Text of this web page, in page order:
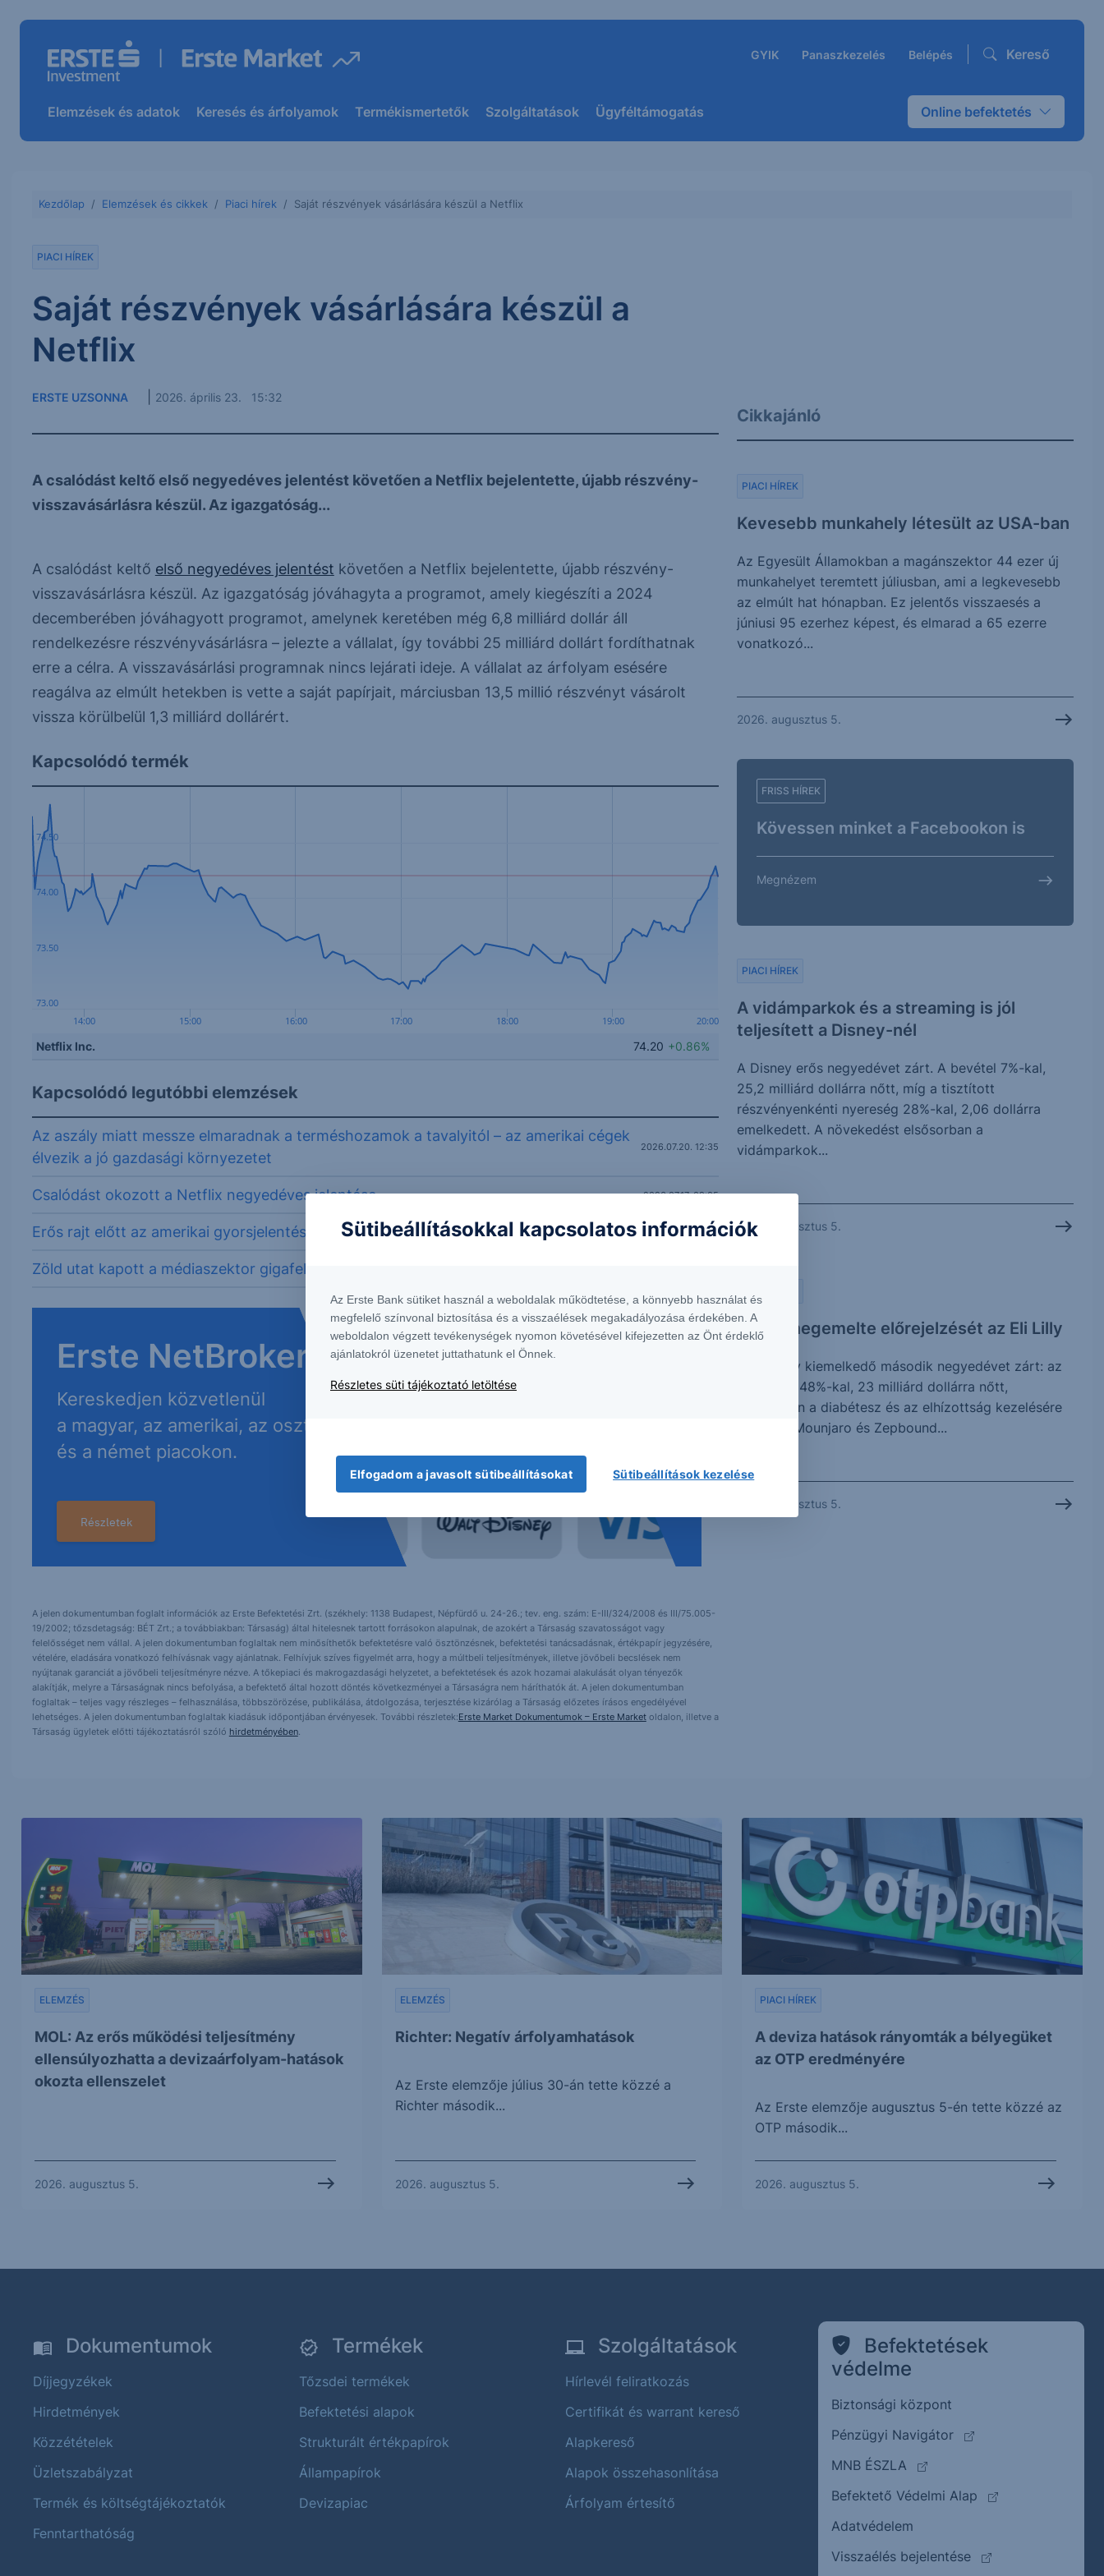
GYIK Panaszkezelés Belépés Kereső
Elemzések és adatok Keresés és árfolyamok Termékismertetők Szolgáltatások Ügyféltámogatás Online befektetés
Kezdőlap Elemzések és cikkek Piaci hírek Saját részvények vásárlására készül a Netflix
PIACI HÍREK
Saját részvények vásárlására készül a
Netflix
ERSTE UZSONNA 2026. április 23. 15:32
A csalódást keltő első negyedéves jelentést követően a Netflix bejelentette, újabb részvény-
visszavásárlásra készül. Az igazgatóság...
A csalódást keltő első negyedéves jelentést követően a Netflix bejelentette, újabb részvény-
visszavásárlásra készül. Az igazgatóság jóváhagyta a programot, amely kiegészíti a 2024
decemberében jóváhagyott programot, amelynek keretében még 6,8 milliárd dollár áll
rendelkezésre részvényvásárlásra – jelezte a vállalat, így további 25 milliárd dollárt fordíthatnak
erre a célra. A visszavásárlási programnak nincs lejárati ideje. A vállalat az árfolyam esésére
reagálva az elmúlt hetekben is vette a saját papírjait, márciusban 13,5 millió részvényt vásárolt
vissza körülbelül 1,3 milliárd dollárért.
Kapcsolódó termék
14:00 15:00 16:00 17:00 18:00 19:00 20:00
73.00
73.50
74.00
74.50
Netflix Inc. 74.20 +0.86%
Kapcsolódó legutóbbi elemzések
Az aszály miatt messze elmaradnak a terméshozamok a tavalyitól – az amerikai cégek
élvezik a jó gazdasági környezetet
2026.07.20. 12:35
Csalódást okozott a Netflix negyedéves jelentése 2026.07.17. 09:05
Erős rajt előtt az amerikai gyorsjelentési szezon 2026.07.07. 12:13
Zöld utat kapott a médiaszektor gigafelvásárlása
Erste NetBroker
Kereskedjen közvetlenül
a magyar, az amerikai, az osztrák
és a német piacokon.
Részletek
A jelen dokumentumban foglalt információk az Erste Befektetési Zrt. (székhely: 1138 Budapest, Népfürdő u. 24-26.; tev. eng. szám: E-III/324/2008 és III/75.005-
19/2002; tőzsdetagság: BÉT Zrt.; a továbbiakban: Társaság) által hitelesnek tartott forrásokon alapulnak, de azokért a Társaság szavatosságot vagy
felelősséget nem vállal. A jelen dokumentumban foglaltak nem minősíthetők befektetésre való ösztönzésnek, befektetési tanácsadásnak, értékpapír jegyzésére,
vételére, eladására vonatkozó felhívásnak vagy ajánlatnak. Felhívjuk szíves figyelmét arra, hogy a múltbeli teljesítmények, illetve jövőbeli becslések nem
nyújtanak garanciát a jövőbeli teljesítményre nézve. A tőkepiaci és makrogazdasági helyzetet, a befektetések és azok hozamai alakulását olyan tényezők
alakítják, melyre a Társaságnak nincs befolyása, a befektető által hozott döntés következményei a Társaságra nem háríthatók át. A jelen dokumentumban
foglaltak – teljes vagy részleges – felhasználása, többszörözése, publikálása, átdolgozása, terjesztése kizárólag a Társaság előzetes írásos engedélyével
lehetséges. A jelen dokumentumban foglaltak kiadásuk időpontjában érvényesek. További részletek:Erste Market Dokumentumok – Erste Marketoldalon, illetve a
Társaság ügyletek előtti tájékoztatásról szóló hirdetményében.
Cikkajánló
Kevesebb munkahely létesült az USA-ban
PIACI HÍREK
Az Egyesült Államokban a magánszektor 44 ezer új
munkahelyet teremtett júliusban, ami a legkevesebb
az elmúlt hat hónapban. Ez jelentős visszaesés a
júniusi 95 ezerhez képest, és elmarad a 65 ezerre
vonatkozó...
2026. augusztus 5.
FRISS HÍREK
Kövessen minket a Facebookon is
Megnézem
A vidámparkok és a streaming is jól
teljesített a Disney-nél
PIACI HÍREK
A Disney erős negyedévet zárt. A bevétel 7%-kal,
25,2 milliárd dollárra nőtt, míg a tisztított
részvényenkénti nyereség 28%-kal, 2,06 dollárra
emelkedett. A növekedést elsősorban a
vidámparkok...
2026. augusztus 5.
Ismét megemelte előrejelzését az Eli Lilly
Az Eli Lilly kiemelkedő második negyedévet zárt: az
árbevétel 48%-kal, 23 milliárd dollárra nőtt,
elsősorban a diabétesz és az elhízottság kezelésére
szolgáló Mounjaro és Zepbound...
2026. augusztus 5.
MOL: Az erős működési teljesítmény
ellensúlyozhatta a devizaárfolyam-hatások
okozta ellenszelet
ELEMZÉS
2026. augusztus 5.
Richter: Negatív árfolyamhatások
ELEMZÉS
Az Erste elemzője július 30-án tette közzé a
Richter második...
2026. augusztus 5.
A deviza hatások rányomták a bélyegüket
az OTP eredményére
PIACI HÍREK
Az Erste elemzője augusztus 5-én tette közzé az
OTP második...
2026. augusztus 5.
Dokumentumok
Díjjegyzékek
Hirdetmények
Közzétételek
Üzletszabályzat
Termék és költségtájékoztatók
Fenntarthatóság
Termékek
Tőzsdei termékek
Befektetési alapok
Strukturált értékpapírok
Állampapírok
Devizapiac
Szolgáltatások
Hírlevél feliratkozás
Certifikát és warrant kereső
Alapkereső
Alapok összehasonlítása
Árfolyam értesítő
Befektetések
védelme
Biztonsági központ
Pénzügyi Navigátor
(külső oldalra ugrik)
MNB ÉSZLA
(külső oldalra ugrik)
Befektető Védelmi Alap
(külső oldalra
Adatvédelem
Visszaélés bejelentése
(külső oldalra ugrik)
Sütibeállításokkal kapcsolatos információk
Az Erste Bank sütiket használ a weboldalak működtetése, a könnyebb használat és
megfelelő színvonal biztosítása és a visszaélések megakadályozása érdekében. A
weboldalon végzett tevékenységek nyomon követésével kifejezetten az Önt érdeklő
ajánlatokról üzenetet juttathatunk el Önnek.
Részletes süti tájékoztató letöltése
Elfogadom a javasolt sütibeállításokat Sütibeállítások kezelése